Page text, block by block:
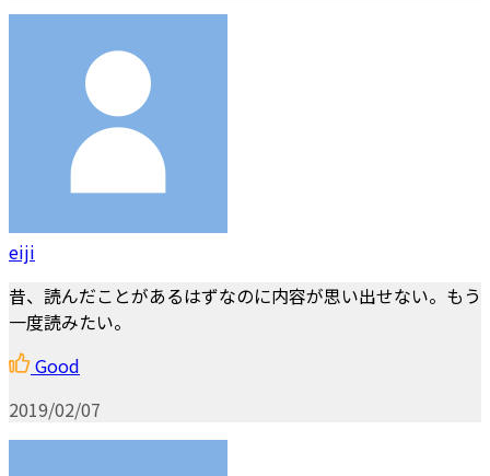
eiji
昔、読んだことがあるはずなのに内容が思い出せない。もう
一度読みたい。
Good
2019/02/07